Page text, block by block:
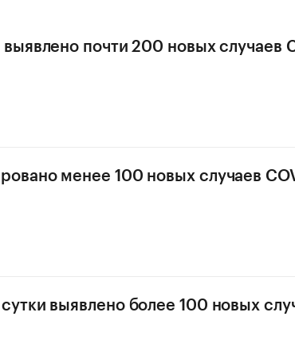
почти 200 новых случаев
менее 100 новых случаев
выявлено более 100 новых